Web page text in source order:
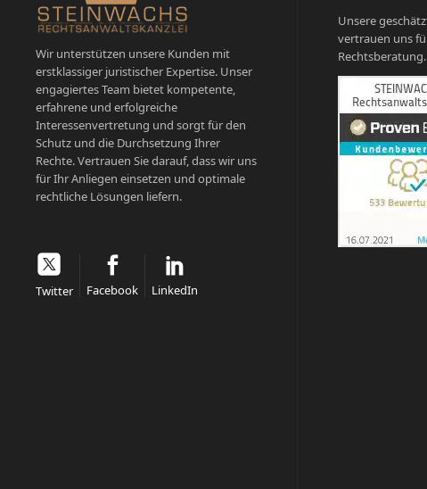
Wir unterstützen unsere Kunden mit
erstklassiger juristischer Expertise. Unser
engagiertes Team bietet kompetente,
erfahrene und erfolgreiche
Interessenvertretung und sorgt für den
Schutz und die Durchsetzung Ihrer
Rechte. Vertrauen Sie darauf, dass wir uns
für Ihr Anliegen einsetzen und optimale
rechtliche Lösungen liefern.
Twitter Facebook LinkedIn
Unsere
vertrauen uns
Rechtsberatung.